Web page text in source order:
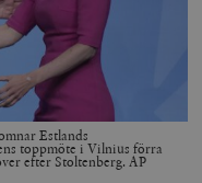
Estlands
toppmöte i Vilnius förra
efter Stoltenberg. AP